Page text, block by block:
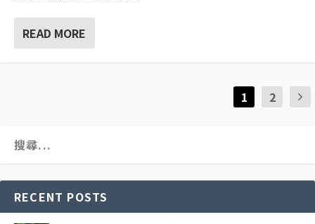
READ MORE
1 2
RECENT POSTS